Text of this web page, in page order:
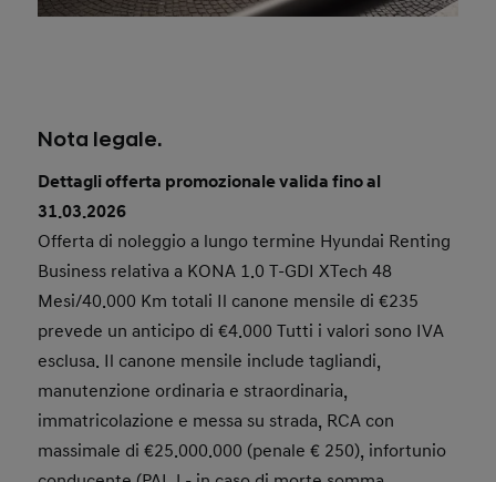
Nota legale.
Dettagli offerta promozionale valida fino al
31.03.2026
Offerta di noleggio a lungo termine Hyundai Renting
Business relativa a KONA 1.0 T-GDI XTech 48
Mesi/40.000 Km totali Il canone mensile di €235
prevede un anticipo di €4.000 Tutti i valori sono IVA
esclusa. Il canone mensile include tagliandi,
manutenzione ordinaria e straordinaria,
immatricolazione e messa su strada, RCA con
massimale di €25.000.000 (penale € 250), infortunio